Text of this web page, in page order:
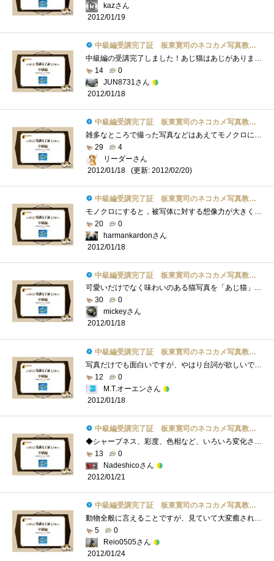
kazさん
2012/01/19
中級編受講完了証 板東寛司のネコカメ写真教室パート2
中級編の受講完了しました！あじ猫はあじがありましたね！可愛い＆お茶目。モノクロ写真にも独特の味がありますよね。「静けさ」や「物悲し�...
14
0
JUN8731さん
2012/01/18
中級編受講完了証 板東寛司のネコカメ写真教室パート2
雑多なところで撮った写真などはあえてモノクロにしたほうが被写体を目立たせることができますね、的な感じですかね。言わんとすることはわ�...
29
4
リーダーさん
2012/01/18
(更新: 2012/02/20)
中級編受講完了証 板東寛司のネコカメ写真教室パート2
モノクロにすると，被写体に対する想像力が大きくなるので，表現力を問われてしまいます．でも，あえてネコでモノクロなのですね．事前にカ�...
20
0
harmankardonさん
2012/01/18
中級編受講完了証 板東寛司のネコカメ写真教室パート2
可愛いだけでなく味わいのある猫写真を「あじ猫」というのですね。初めて知りました（＾＾）今回は、あじ猫の撮影と白黒写真の加工、PSE10を使...
30
0
mickeyさん
2012/01/18
中級編受講完了証 板東寛司のネコカメ写真教室パート2
写真だけでも面白いですが、やはり台詞が欲しいです。台詞によってはそんなに面白くない写真でも面白く見えてくる…かもしれません。という�...
12
0
M.T.オーエンさん
2012/01/18
中級編受講完了証 板東寛司のネコカメ写真教室パート2
◆シャープネス、彩度、色相など、いろいろ変化させていくと、だんだんオリジナルより悪くなっていくことが多く、その都度、名前をつけて保�...
13
0
Nadeshicoさん
2012/01/21
中級編受講完了証 板東寛司のネコカメ写真教室パート2
動物全般に言えることですが、見ていて大変癒されます。飼える動物の中でトップクラスの愛嬌のネコを色々な角度、色々な人の視点、色々なシ�...
5
0
Reio0505さん
2012/01/24